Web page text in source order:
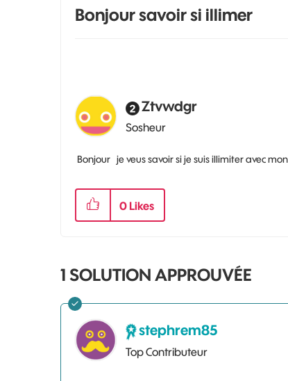
Bonjour savoir si illimer
Ztvwdgr
Sosheur
Bonjour je veus savoir si je suis illimiter avec
0 Likes
1 SOLUTION APPROUVÉE
stephrem85
Top Contributeur